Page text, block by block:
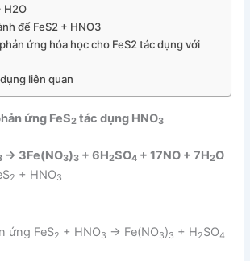
H2O
để FeS2 + HNO3
ứng hóa học cho FeS2 tác dụng với
liên quan
ứng FeS2 tác dụng HNO3
→ 3Fe(NO3)3 + 6H2SO4 + 17NO + 7H2O
2 + HNO3
ứng FeS2 + HNO3 → Fe(NO3)3 + H2SO4